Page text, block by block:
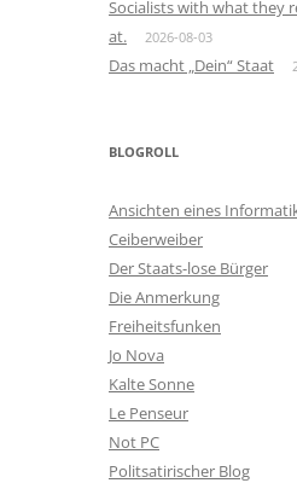
Socialists with what they
at.
2026-08-03
Das macht „Dein“ Staat
BLOGROLL
Ansichten eines
Ceiberweiber
Der Staats-lose Bürger
Die Anmerkung
Freiheitsfunken
Jo Nova
Kalte Sonne
Le Penseur
Not PC
Politsatirischer Blog